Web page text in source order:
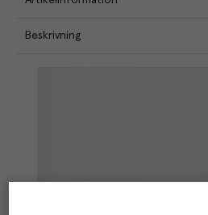
Beskrivning